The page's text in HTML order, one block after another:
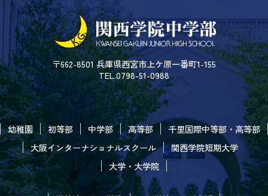
〒662-8501 兵庫県西宮市上ケ原一番町1-155
TEL.0798-51-0988
幼稚園 初等部 中学部 高等部
千里国際中等部・高等部
大阪インターナショナルスクール
関西学院短期大学
大学・大学院